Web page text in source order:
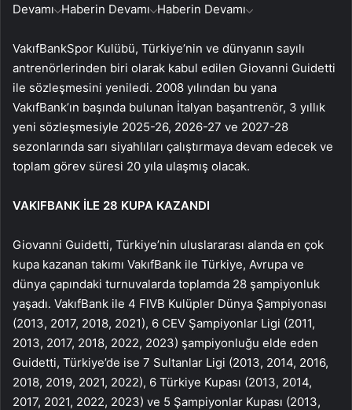
Devamı Haberin Devamı Haberin Devamı
VakıfBankSpor Kulübü, Türkiye’nin ve dünyanın sayılı
antrenörlerinden biri olarak kabul edilen Giovanni Guidetti
ile sözleşmesini yeniledi. 2008 yılından bu yana
VakıfBank’ın başında bulunan İtalyan başantrenör, 3 yıllık
yeni sözleşmesiyle 2025-26, 2026-27 ve 2027-28
sezonlarında sarı siyahlıları çalıştırmaya devam edecek ve
toplam görev süresi 20 yıla ulaşmış olacak.
VAKIFBANK İLE 28 KUPA KAZANDI
Giovanni Guidetti, Türkiye’nin uluslararası alanda en çok
kupa kazanan takımı VakıfBank ile Türkiye, Avrupa ve
dünya çapındaki turnuvalarda toplamda 28 şampiyonluk
yaşadı. VakıfBank ile 4 FIVB Kulüpler Dünya Şampiyonası
(2013, 2017, 2018, 2021), 6 CEV Şampiyonlar Ligi (2011,
2013, 2017, 2018, 2022, 2023) şampiyonluğu elde eden
Guidetti, Türkiye’de ise 7 Sultanlar Ligi (2013, 2014, 2016,
2018, 2019, 2021, 2022), 6 Türkiye Kupası (2013, 2014,
2017, 2021, 2022, 2023) ve 5 Şampiyonlar Kupası (2013,